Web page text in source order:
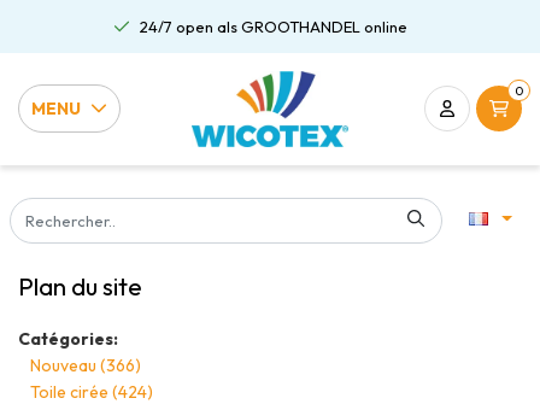
24/7 open als GROOTHANDEL online
MENU
0
Plan du site
Catégories:
Nouveau (366)
Toile cirée (424)